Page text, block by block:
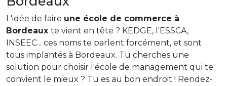
L'idée de faire une école de commerce à
Bordeaux te vient en tête ? KEDGE, l'ESSCA,
INSEEC... ces noms te parlent forcément, et sont
tous implantés à Bordeaux. Tu cherches une
solution pour choisir l'école de management qui te
convient le mieux ? Tu es au bon endroit ! Rendez-